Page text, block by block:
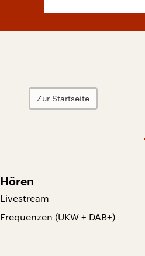
Zur Startseite
Hören
Livestream
Frequenzen (UKW + DAB+)